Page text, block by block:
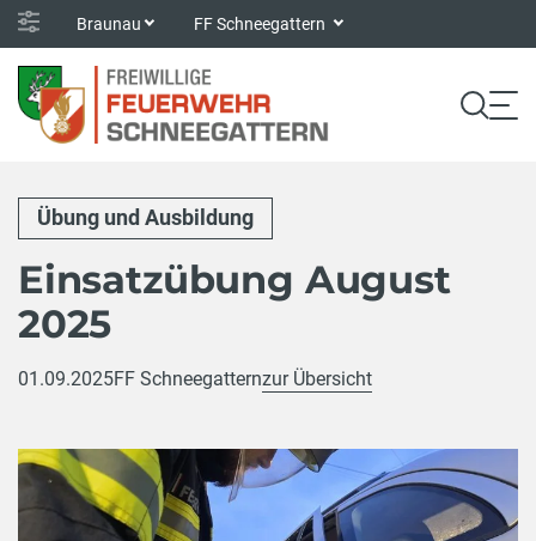
Braunau FF Schneegattern
Übung und Ausbildung
Einsatzübung August
2025
01.09.2025FF Schneegatternzur Übersicht